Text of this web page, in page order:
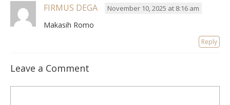
FIRMUS DEGA November 10, 2025 at 8:16 am
Makasih Romo
Reply
Leave a Comment